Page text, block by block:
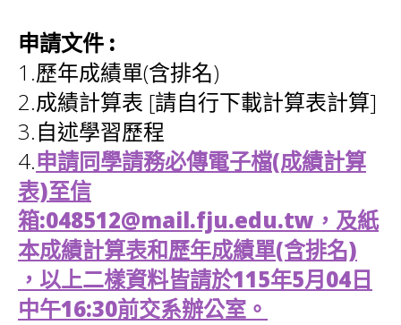
申請文件 :
1.歷年成績單(含排名)
2.成績計算表 [請自行下載計算表計算]
3.自述學習歷程
4.申請同學請務必傳電子檔(成績計算
表)至信
箱:048512@mail.fju.edu.tw，及紙
本成績計算表和歷年成績單(含排名)
，以上二樣資料皆請於115年5月04日
中午16:30前交系辦公室。